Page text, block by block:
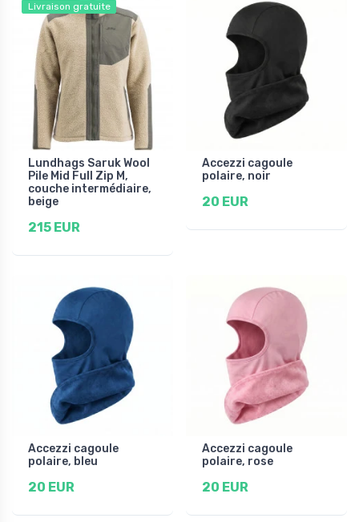
Livraison gratuite
Lundhags Saruk Wool
Pile Mid Full Zip M,
couche intermédiaire,
beige
215 EUR
Accezzi cagoule
polaire, noir
20 EUR
Accezzi cagoule
polaire, bleu
20 EUR
Accezzi cagoule
polaire, rose
20 EUR